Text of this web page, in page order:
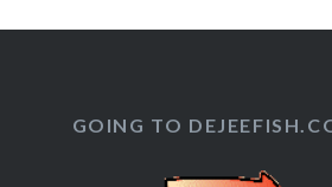
GOING TO